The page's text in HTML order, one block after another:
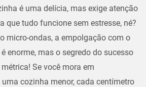
é uma delícia, mas exige atenção
que tudo funcione sem estresse, né?
micro-ondas, a empolgação com o
enorme, mas o segredo do sucesso
Se você mora em
cozinha menor, cada centímetro